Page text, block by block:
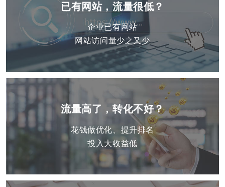
已有网站，流量很低？
企业已有网站
网站访问量少之又少
流量高了，转化不好？
花钱做优化、提升排名
投入大收益低